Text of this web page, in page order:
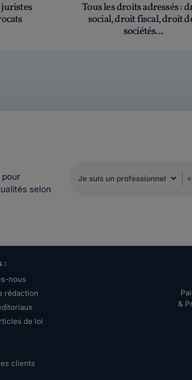
juristes
Tous les droits adressés:
social, droit fiscal, droit
sociétés...
selon
:
nous
rédaction
de loi
clients
&